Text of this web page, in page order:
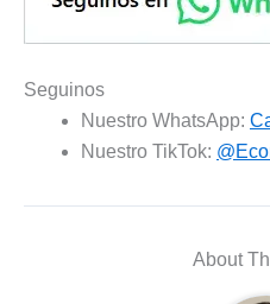
Seguinos
Nuestro WhatsApp:
Nuestro TikTok:
About